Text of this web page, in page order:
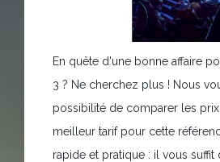
En quête d'une bonne affaire
3 ? Ne cherchez plus ! Nous
possibilité de comparer les
meilleur tarif pour cette
rapide et pratique : il vous